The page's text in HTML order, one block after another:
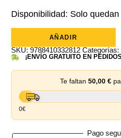
precio
original
era:
14,00 €.
Disponibilidad: Solo
AÑADIR
SKU: 9788410332812 Categorías:
¡ENVÍO GRATUITO EN
Te faltan 50,00 €
0€
Pago